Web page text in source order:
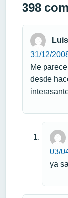
398
31/12/
Me
desde
03/
ya